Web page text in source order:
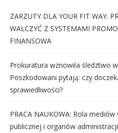
ZARZUTY DLA YOUR FIT WAY.
WALCZYĆ Z SYSTEMAMI
FINANSOWA
Prokuratura wznowiła śledztwo
Poszkodowani pytają: czy
sprawiedliwości?
PRACA NAUKOWA: Rola
publicznej i organów